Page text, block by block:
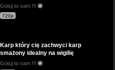
Gotuj to sam !!!
720p
Karp który cię zachwyci karp
smażony idealny na wigilię
Gotuj to sam !!!